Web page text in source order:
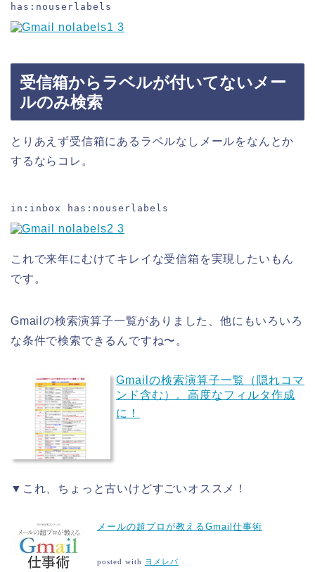
has:nouserlabels
受信箱からラベルが付いてないメー
ルのみ検索
とりあえず受信箱にあるラベルなしメールをなんとか
するならコレ。
in:inbox has:nouserlabels
これで来年にむけてキレイな受信箱を実現したいもん
です。
Gmailの検索演算子一覧がありました、他にもいろいろ
な条件で検索できるんですね〜。
Gmailの検索演算子一覧（隠れコマ
ンド含む）。高度なフィルタ作成
に！
▼これ、ちょっと古いけどすごいオススメ！
メールの超プロが教えるGmail仕事術
posted with ヨメレバ